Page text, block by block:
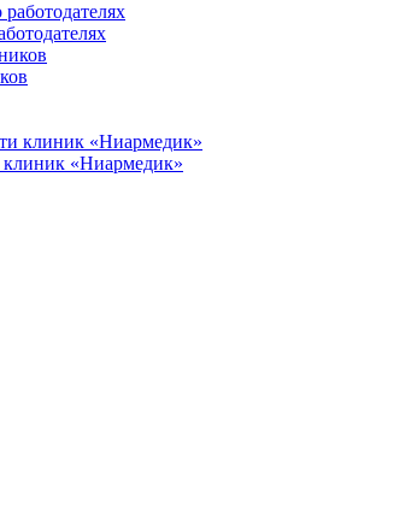
клиник «Ниармедик»